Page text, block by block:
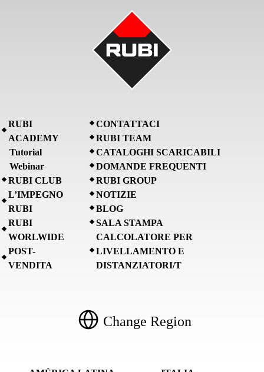
RUBI
ACADEMY
Tutorial
Webinar
RUBI CLUB
L’IMPEGNO
RUBI
RUBI
WORLWIDE
POST-
VENDITA
CONTATTACI
RUBI TEAM
CATALOGHI SCARICABILI
DOMANDE FREQUENTI
RUBI GROUP
NOTIZIE
BLOG
SALA STAMPA
CALCOLATORE PER
LIVELLAMENTO E
DISTANZIATORI/T
Change Region